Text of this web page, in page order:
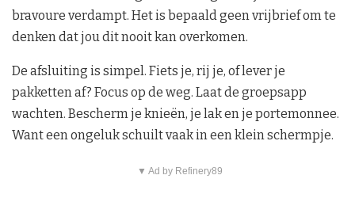
bravoure verdampt. Het is bepaald geen vrijbrief om te
denken dat jou dit nooit kan overkomen.
De afsluiting is simpel. Fiets je, rij je, of lever je
pakketten af? Focus op de weg. Laat de groepsapp
wachten. Bescherm je knieën, je lak en je portemonnee.
Want een ongeluk schuilt vaak in een klein schermpje.
▼ Ad by Refinery89